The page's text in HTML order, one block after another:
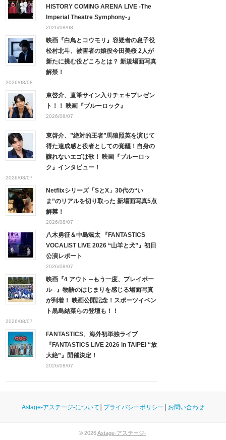
HISTORY COMING ARENA LIVE -The
Imperial Theatre Symphony-』
2026/08/08
映画『白鳥とコウモリ』容疑者の息子役
松村北斗、被害者の娘役今田美桜 2人が
新たに挑む役どころとは？ 新規場面写真
解禁！
2026/08/08
東啓介、直筆サイン入りチェキプレゼン
ト！！ 映画『ブルーロック』
2026/08/07
東啓介、”絶対的王者”馬狼照英を演じて
得た達成感と役者としての覚醒！自身の
譲れないエゴは歌！ 映画『ブルーロッ
ク』インタビュー！
2026/08/07
Netflixシリーズ「SとX」30代の“い
ま”のリアルを切り取った 新場面写真5点
解禁！
2026/08/07
八木勇征＆中島颯太 『FANTASTICS
VOCALIST LIVE 2026 “山羊と犬”』初日
公演レポート
2026/08/07
映画『4 アウト ─もう一度、プレイボー
ル─』物語のはじまりを感じる場面写真
が到着！ 映画公開記念！スポーツイベン
ト黒島結菜らの登壇も！！
2026/08/07
FANTASTICS、海外初単独ライブ
『FANTASTICS LIVE 2026 in TAIPEI “放
大絶”』開催決定！
2026/08/07
Astage-アステージ-について プライバシーポリシー お問い合わせ
© 2026Astage-アステージ-